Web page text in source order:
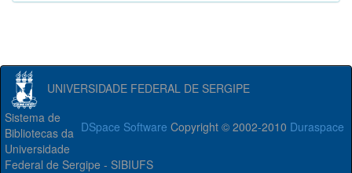
UNIVERSIDADE FEDERAL DE SERGIPE
DSpace Software Copyright © 2002-2010 Duraspace
Sistema de
Bibliotecas da
Universidade
Federal de Sergipe - SIBIUFS